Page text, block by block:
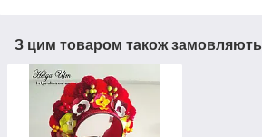
З цим товаром також замовляють